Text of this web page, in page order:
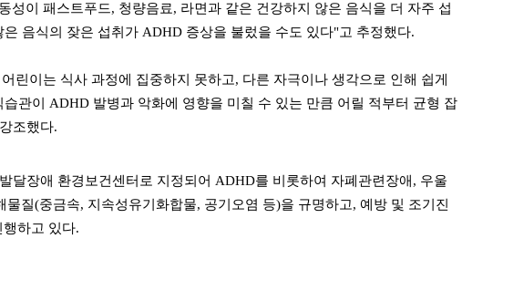
이 패스트푸드, 청량음료, 라면과 같은 건강하지 않은 음식을 더 자주 섭
음식의 잦은 섭취가 ADHD 증상을 불렀을 수도 있다"고 추정했다.
린이는 식사 과정에 집중하지 못하고, 다른 자극이나 생각으로 인해 쉽게
관이 ADHD 발병과 악화에 영향을 미칠 수 있는 만큼 어릴 적부터 균형 잡
강조했다.
달장애 환경보건센터로 지정되어 ADHD를 비롯하여 자폐관련장애, 우울
질(중금속, 지속성유기화합물, 공기오염 등)을 규명하고, 예방 및 조기진
하고 있다.